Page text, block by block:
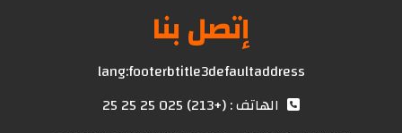
إتصل بنا
lang:footerbtitle3defaultaddress
الهاتف : (+213) 025 25 25 25